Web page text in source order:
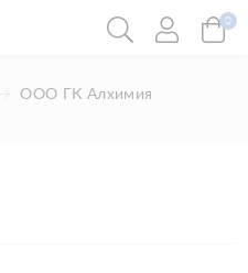
0
ООО ГК Алхимия